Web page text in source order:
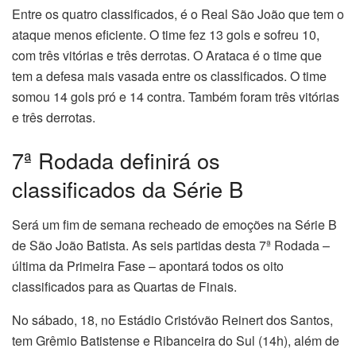
Entre os quatro classificados, é o Real São João que tem o
ataque menos eficiente. O time fez 13 gols e sofreu 10,
com três vitórias e três derrotas. O Arataca é o time que
tem a defesa mais vasada entre os classificados. O time
somou 14 gols pró e 14 contra. Também foram três vitórias
e três derrotas.
7ª Rodada definirá os
classificados da Série B
Será um fim de semana recheado de emoções na Série B
de São João Batista. As seis partidas desta 7ª Rodada –
última da Primeira Fase – apontará todos os oito
classificados para as Quartas de Finais.
No sábado, 18, no Estádio Cristóvão Reinert dos Santos,
tem Grêmio Batistense e Ribanceira do Sul (14h), além de